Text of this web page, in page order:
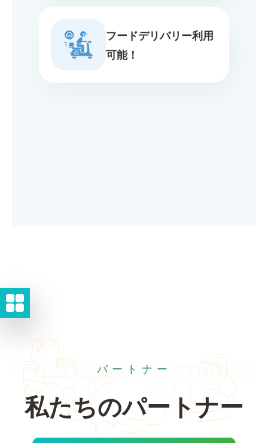
フードデリバリー利用
可能！
パートナー
私たちのパートナー